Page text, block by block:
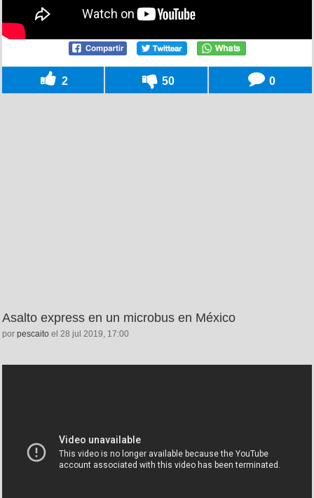
2 50 0
Asalto express en un microbus en México
por pescaito el 28 jul 2019, 17:00